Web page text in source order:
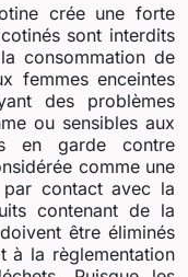
crée une forte
sont interdits
consommation de
femmes enceintes
des problèmes
ou sensibles aux
en garde contre
comme une
par contact avec la
contenant de la
être éliminés
à la règlementation